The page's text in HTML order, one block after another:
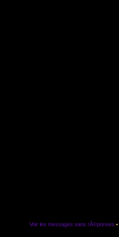
Voir les messages sans rÃ©ponses •